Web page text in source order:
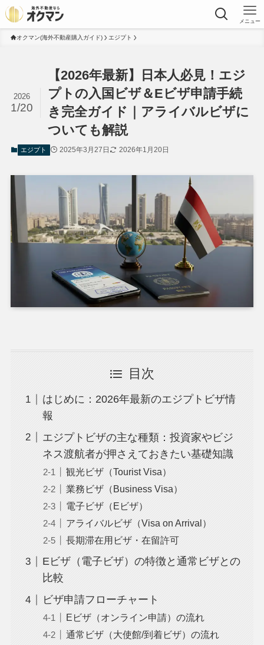
メニュー
オクマン(海外不動産購入ガイド) エジプト
【2026年最新】日本人必見！エジ
プトの入国ビザ＆Eビザ申請手続
き完全ガイド｜アライバルビザに
ついても解説
2026
1/20
エジプト 2025年3月27日 2026年1月20日
目次
はじめに：2026年最新のエジプトビザ情
報
エジプトビザの主な種類：投資家やビジ
ネス渡航者が押さえておきたい基礎知識
観光ビザ（Tourist Visa）
業務ビザ（Business Visa）
電子ビザ（Eビザ）
アライバルビザ（Visa on Arrival）
長期滞在用ビザ・在留許可
Eビザ（電子ビザ）の特徴と通常ビザとの
比較
ビザ申請フローチャート
Eビザ（オンライン申請）の流れ
通常ビザ（大使館/到着ビザ）の流れ